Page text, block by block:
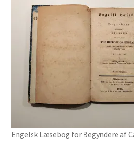
Engelsk Læsebog for Begyndere af